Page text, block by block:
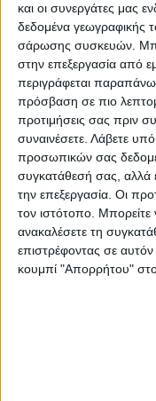
και οι συνεργάτες μας
δεδομένα γεωγραφικής
σάρωσης συσκευών.
στην επεξεργασία από
περιγράφεται
πρόσβαση σε πιο
προτιμήσεις σας πριν
συναινέσετε. Λάβετε
προσωπικών σας
συγκατάθεσή σας, αλλά
την επεξεργασία. Οι
τον ιστότοπο. Μπορείτε
ανακαλέσετε τη
επιστρέφοντας σε
κουμπί "Απορρήτου" στο
προ πολλού για
από το ΥπΑΑΤ.
Δ.Γ.